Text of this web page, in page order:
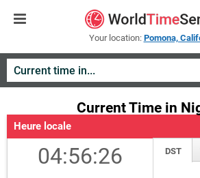
Your location: Pomona,
Current Time in
Heure locale
04:56:26 DST